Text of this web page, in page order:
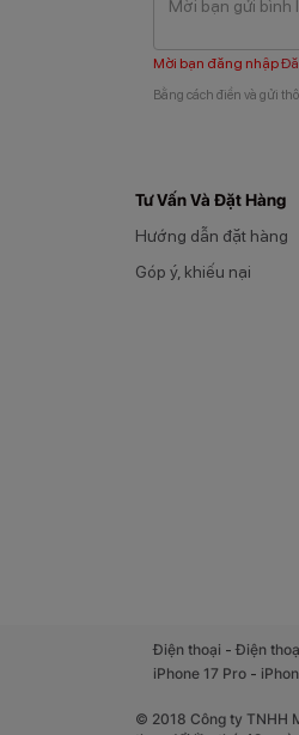
Mời bạn đăng nhập
Bằng cách điền và gửi
Tư Vấn Và Đặt Hàng
Hướng dẫn đặt hàng
Góp ý, khiếu nại
Điện thoại -Điện
iPhone 17 Pro -
© 2018 Công ty TNHH